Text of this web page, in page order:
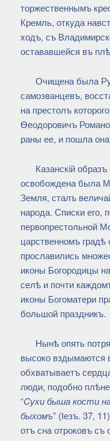
торжественнымъ
Кремль, откуда
ходъ, съ
остававшейся въ
Очищена была
самозванцевъ,
на престолъ
Ѳеодоровичъ
раны ее, и пошла
Казанскiй
освобождена была
Земля, сталъ
народа. Списки его,
первопрестольной
царственномъ градѣ
прославились
иконы Богородицы
селѣ и почти
иконы Богоматери
большой праздникъ.
Нынѣ опять
высоко вздымаются
обхватываетъ
люди, подобно
“Cухи быша кости
быхомъ” (Iезъ. 37,
отъ сна отроковъ съ